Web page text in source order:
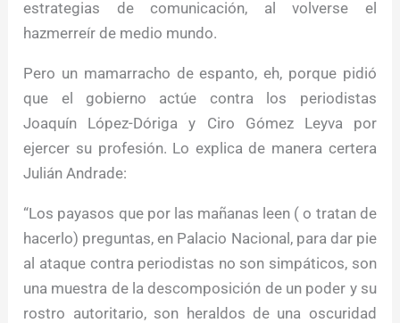
estrategias de comunicación, al volverse el
hazmerreír de medio mundo.
Pero un mamarracho de espanto, eh, porque pidió
que el gobierno actúe contra los periodistas
Joaquín López-Dóriga y Ciro Gómez Leyva por
ejercer su profesión. Lo explica de manera certera
Julián Andrade:
“Los payasos que por las mañanas leen ( o tratan de
hacerlo) preguntas, en Palacio Nacional, para dar pie
al ataque contra periodistas no son simpáticos, son
una muestra de la descomposición de un poder y su
rostro autoritario, son heraldos de una oscuridad